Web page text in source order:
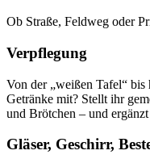
Ob Straße, Feldweg oder
Verpflegung
Von der „weißen Tafel“
Getränke mit? Stellt ihr
und Brötchen – und
Gläser, Geschirr,